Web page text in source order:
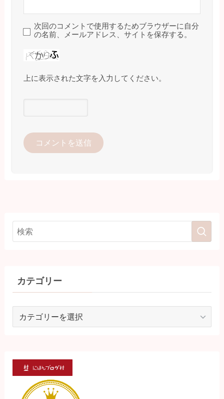
次回のコメントで使用するためブラウザーに自分
の名前、メールアドレス、サイトを保存する。
上に表示された文字を入力してください。
カテゴリー
ー